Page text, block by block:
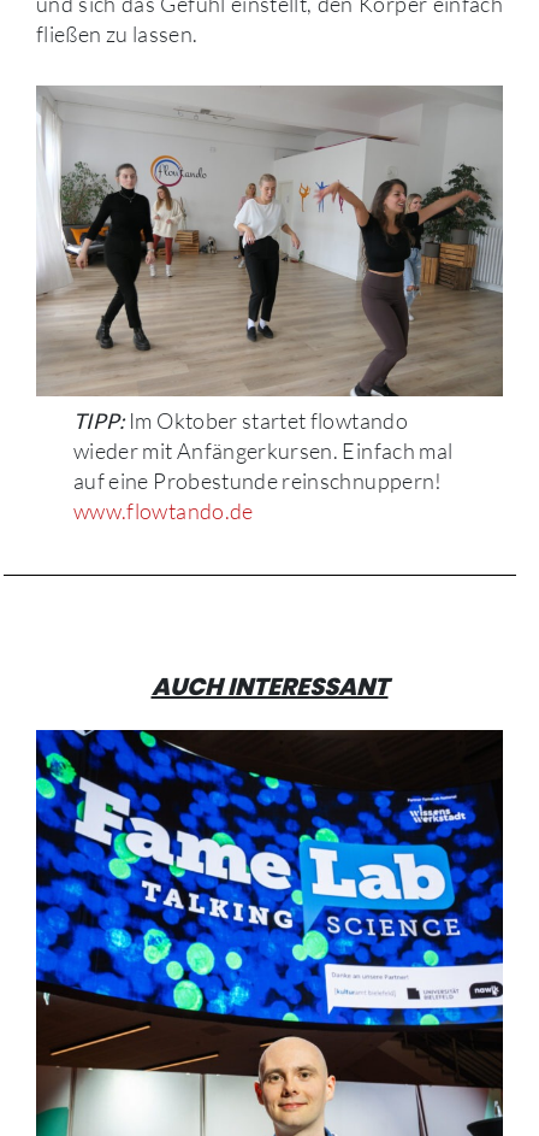
fließen zu lassen.
TIPP:Im Oktober startet flowtando
wieder mit Anfängerkursen. Einfach mal
auf eine Probestunde reinschnuppern!
www.flowtando.de
AUCH INTERESSANT